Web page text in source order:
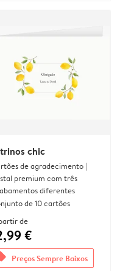
chic
de agradecimento |
premium com três
diferentes
de 10 cartões
de
€
Preços Sempre Baixos